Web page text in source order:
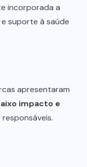
incorporada a
suporte à saúde
apresentaram
impacto e
atrai Seara,